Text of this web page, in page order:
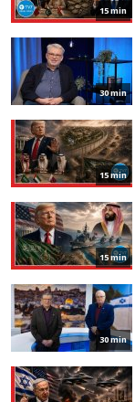
15 min
30 min
15 min
15 min
30 min